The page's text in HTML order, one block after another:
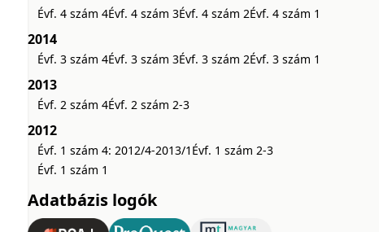
Évf. 4 szám 4Évf. 4 szám 3Évf. 4 szám 2Évf. 4 szám 1
2014
Évf. 3 szám 4Évf. 3 szám 3Évf. 3 szám 2Évf. 3 szám 1
2013
Évf. 2 szám 4Évf. 2 szám 2-3
2012
Évf. 1 szám 4: 2012/4-2013/1 Évf. 1 szám 2-3
Évf. 1 szám 1
Adatbázis logók